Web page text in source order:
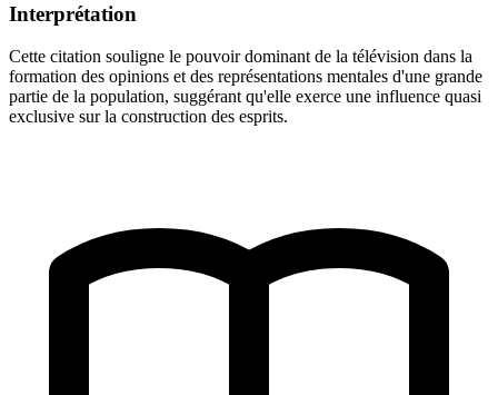
Interprétation
Cette citation souligne le pouvoir dominant de la télévision dans la
formation des opinions et des représentations mentales d'une grande
partie de la population, suggérant qu'elle exerce une influence quasi
exclusive sur la construction des esprits.